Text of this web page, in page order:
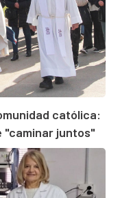
católica:
"caminar juntos"